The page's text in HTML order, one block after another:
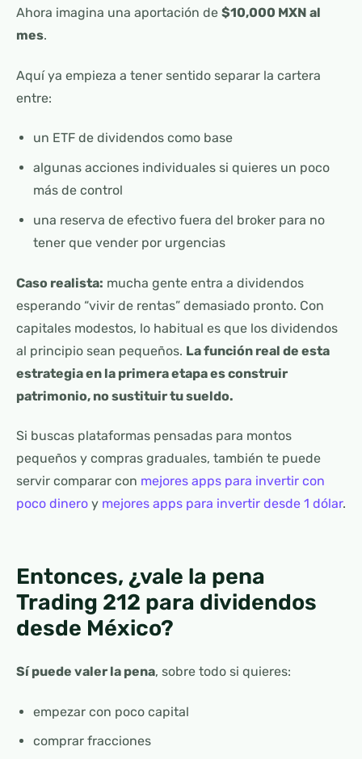
Ahora imagina una aportación de $10,000 MXN al
mes.
Aquí ya empieza a tener sentido separar la cartera
entre:
un ETF de dividendos como base
algunas acciones individuales si quieres un poco
más de control
una reserva de efectivo fuera del broker para no
tener que vender por urgencias
Caso realista: mucha gente entra a dividendos
esperando “vivir de rentas” demasiado pronto. Con
capitales modestos, lo habitual es que los dividendos
al principio sean pequeños. La función real de esta
estrategia en la primera etapa es construir
patrimonio, no sustituir tu sueldo.
Si buscas plataformas pensadas para montos
pequeños y compras graduales, también te puede
servir comparar con mejores apps para invertir con
poco dinero y mejores apps para invertir desde 1 dólar.
Entonces, ¿vale la pena
Trading 212 para dividendos
desde México?
Sí puede valer la pena, sobre todo si quieres:
empezar con poco capital
comprar fracciones